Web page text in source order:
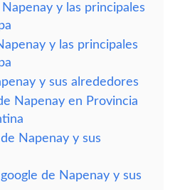
y las principales
y las principales
y sus alrededores
Napenay en Provincia
Napenay y sus
de Napenay y sus